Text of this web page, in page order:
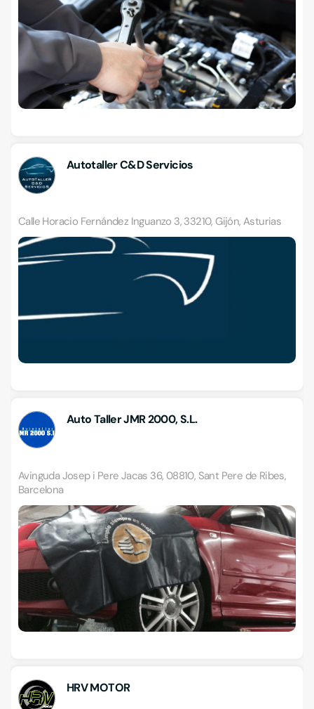
Autotaller C&D Servicios
Calle Horacio Fernández Inguanzo 3, 33210, Gijón, Asturias
Auto Taller JMR 2000, S.L.
Avinguda Josep i Pere Jacas 36, 08810, Sant Pere de Ribes,
Barcelona
HRV MOTOR